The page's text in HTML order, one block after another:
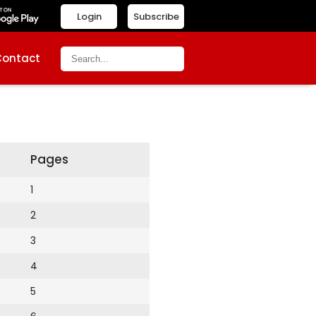
Subscribe
Login
Pages
1
2
3
4
5